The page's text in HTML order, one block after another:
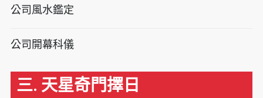
公司風水鑑定
公司開幕科儀
三. 天星奇門擇日